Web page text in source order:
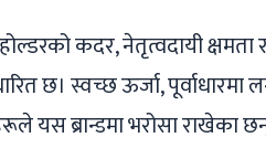
कदर, नेतृत्वदायी
छ। स्वच्छ ऊर्जा, पूर्वाधारमा
यस ब्रान्डमा भरोसा राखेका